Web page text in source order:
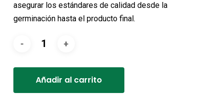
asegurar los estándares de calidad desde la
germinación hasta el producto final.
Añadir al carrito